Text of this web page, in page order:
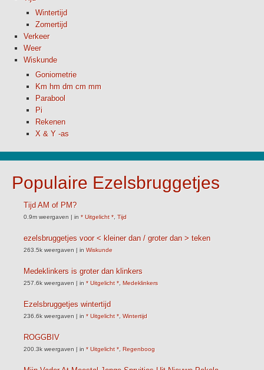
Wintertijd
Zomertijd
Verkeer
Weer
Wiskunde
Goniometrie
Km hm dm cm mm
Parabool
Pi
Rekenen
X & Y -as
Populaire Ezelsbruggetjes
Tijd AM of PM?
0.9m weergaven | in * Uitgelicht * Tijd
ezelsbruggetjes voor < kleiner dan / groter dan > teken
263.5k weergaven | in Wiskunde
Medeklinkers is groter dan klinkers
257.6k weergaven | in * Uitgelicht * Medeklinkers
Ezelsbruggetjes wintertijd
236.6k weergaven | in * Uitgelicht * Wintertijd
ROGGBIV
200.3k weergaven | in * Uitgelicht * Regenboog